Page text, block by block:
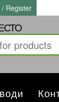
/ Register